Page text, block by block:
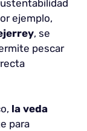
ejemplo,
, se
pescar
la veda
para